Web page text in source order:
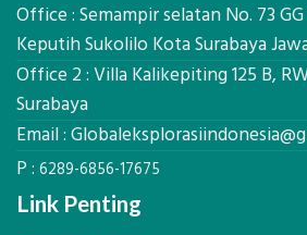
Biaya
Per
untuk
Sejuk
Tanpa
Global
Solusi
Pemetaan
Office : Semampir selatan No. 73 GG
Keputih Sukolilo Kota Surabaya
Office 2 : Villa Kalikepiting 125 B,
Surabaya
Email :
P : 6289-6856-17675
Link Penting